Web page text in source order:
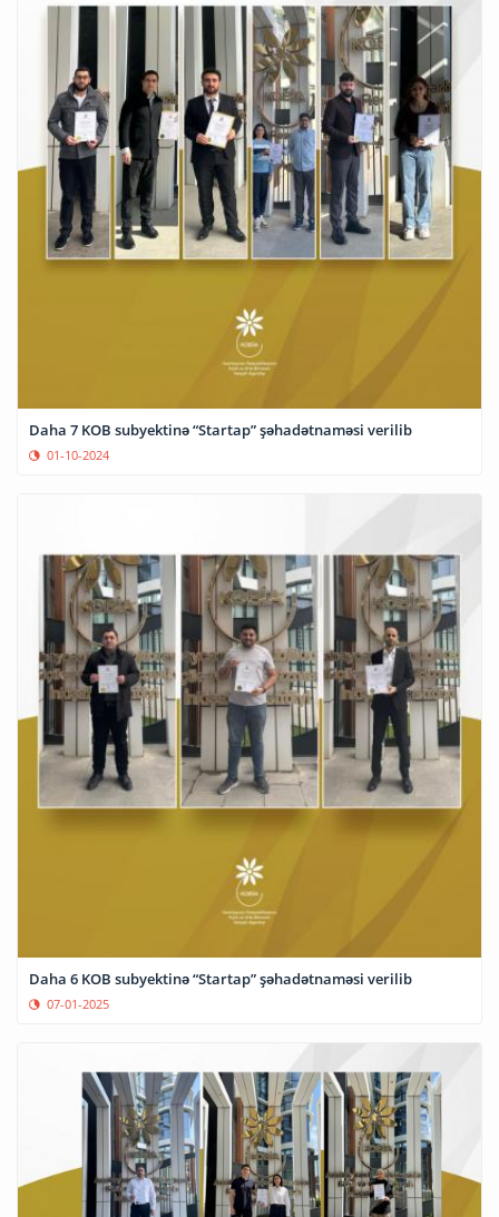
Daha 7 KOB subyektinə “Startap” şəhadətnaməsi verilib
01-10-2024
Daha 6 KOB subyektinə “Startap” şəhadətnaməsi verilib
07-01-2025